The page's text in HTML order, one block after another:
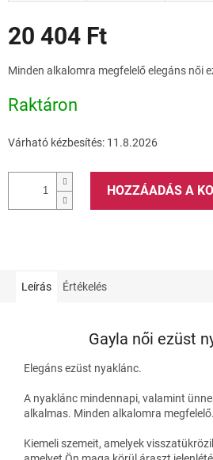
20 404 Ft
Minden alkalomra megfelelő elegáns női
Raktáron
Várható kézbesítés: 11.8.2026
HOZZÁADÁS A
Leírás Értékelés
Gayla női ezüst
Elegáns ezüst nyaklánc.
A nyaklánc mindennapi, valamint
alkalmas. Minden alkalomra megfelelő.
Kiemeli szemeit, amelyek